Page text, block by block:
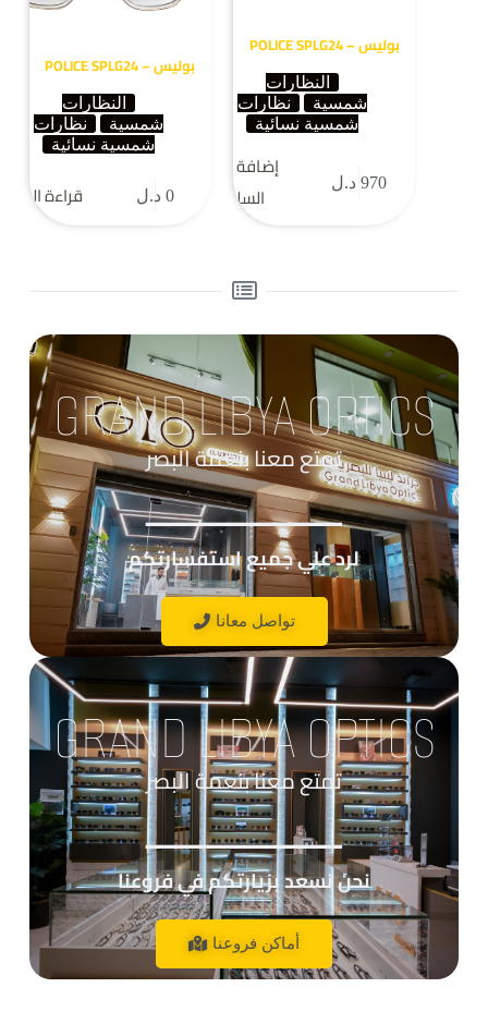
بوليس – POLICE SPLG24
النظارات
شمسية
نظارات
شمسية نسائية
970 د.ل
إضافة إلى
السلة
بوليس – POLICE SPLG24
النظارات
شمسية
نظارات
شمسية نسائية
0 د.ل قراءة المزيد
GRAND LIBYA OPTICS
تمتع معنا بنعمة البصر
____________
نحن نسعد بزيارتكم في فروعنا
أماكن فروعنا
GRAND LIBYA OPTICS
تمتع معنا بنعمة البصر
____________
لرد علي جميع استفسارتكم
تواصل معانا